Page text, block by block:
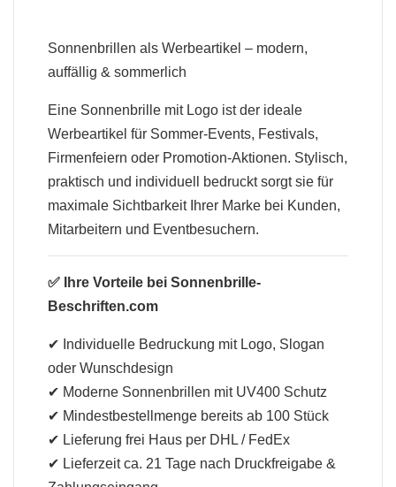
Sonnenbrillen als Werbeartikel – modern,
auffällig & sommerlich
Eine Sonnenbrille mit Logo ist der ideale
Werbeartikel für Sommer-Events, Festivals,
Firmenfeiern oder Promotion-Aktionen. Stylisch,
praktisch und individuell bedruckt sorgt sie für
maximale Sichtbarkeit Ihrer Marke bei Kunden,
Mitarbeitern und Eventbesuchern.
✅ Ihre Vorteile bei Sonnenbrille-
Beschriften.com
✔ Individuelle Bedruckung mit Logo, Slogan
oder Wunschdesign
✔ Moderne Sonnenbrillen mit UV400 Schutz
✔ Mindestbestellmenge bereits ab 100 Stück
✔ Lieferung frei Haus per DHL / FedEx
✔ Lieferzeit ca. 21 Tage nach Druckfreigabe &